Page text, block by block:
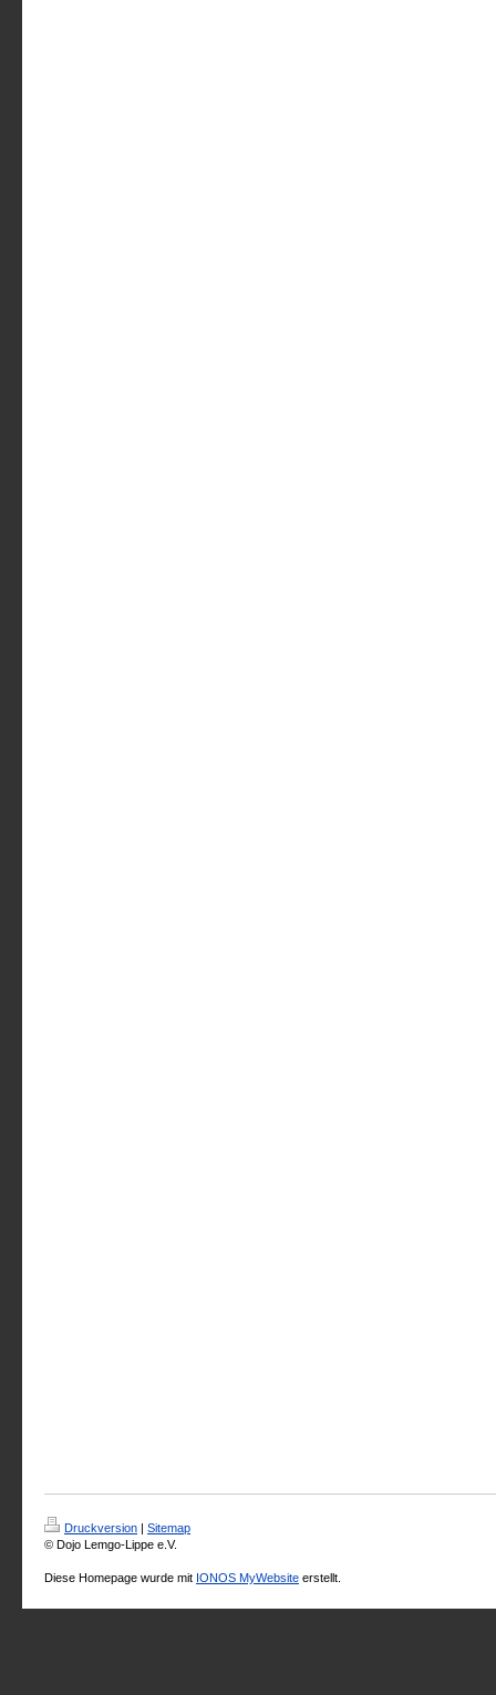
Druckversion | Sitemap
© Dojo Lemgo-Lippe e.V.
Diese Homepage wurde mit IONOS MyWebsite erstellt.